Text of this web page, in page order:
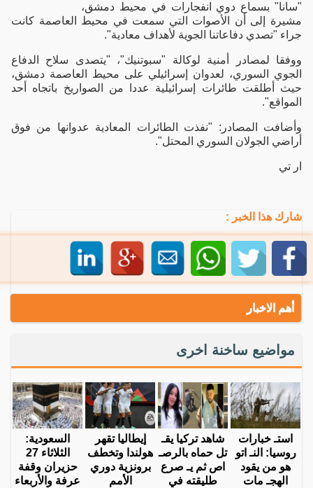
"سانا" بسماع دوي انفجارات في محيط دمشق،
مشيرة إلى أن الأصوات التي سمعت في محيط العاصمة كانت
جراء "تصدي دفاعاتنا الجوية لأهداف معادية".
ووفقا لمصادر أمنية لوكالة "سبوتنيك"، "يتصدى سلاح الدفاع
الجوي السوري، لعدوان إسرائيلي على محيط العاصمة دمشق،
حيث أطلقت طائرات إسرائيلية عددا من الصواريخ باتجاه أحد
المواقع".
وأضافت المصادر: "نفذت الطائرات المعادية عدوانها من فوق
أراضي الجولان السوري المحتل".
ار تي
شارك هذا الخبر :
أهم الاخبار
مواضيع ساخنة اخرى
استـ خبارات
روسيا: النـ اتو
هو من يقود
الهجـ مات
شاهد تركيا يقـ
تل حماه بالرصـ
اص ثم يـ صرع
طليقته في
إيطاليا تقهر
هولندا وتخطف
برونزية دوري
الأمم
السعودية:
الثلاثاء 27
حزيران وقفة
عرفة والأربعاء